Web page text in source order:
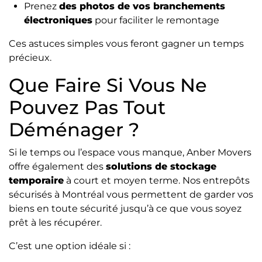
Prenez des photos de vos branchements
électroniques pour faciliter le remontage
Ces astuces simples vous feront gagner un temps
précieux.
Que Faire Si Vous Ne
Pouvez Pas Tout
Déménager ?
Si le temps ou l’espace vous manque, Anber Movers
offre également des solutions de stockage
temporaire à court et moyen terme. Nos entrepôts
sécurisés à Montréal vous permettent de garder vos
biens en toute sécurité jusqu’à ce que vous soyez
prêt à les récupérer.
C’est une option idéale si :